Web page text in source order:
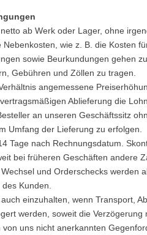
ab Werk oder Lager, ohne
wie z. B. die Kosten
sowie Beurkundungen gehen
Gebühren und Zöllen zu tragen.
angemessene
Ablieferung die
an unseren Geschäftssitz
Umfang der Lieferung zu erfolgen.
Tage nach Rechnungsdatum.
bei früheren Geschäften andere
und Orderschecks werden
Kunden.
einzuhalten, wenn Transport,
werden, soweit die
uns nicht anerkannten